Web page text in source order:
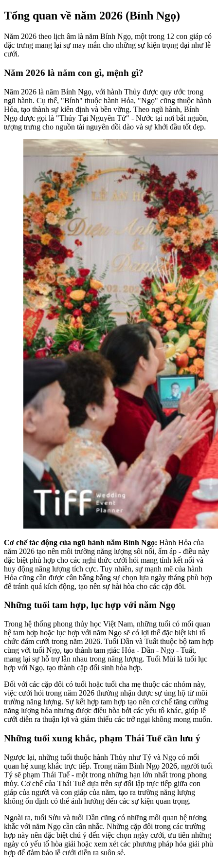
Tổng quan về năm 2026 (Bính Ngọ)
Năm 2026 theo lịch âm là năm Bính Ngọ, một trong 12 con giáp có
đặc trưng mang lại sự may mắn cho những sự kiện trọng đại như lễ
cưới.
Năm 2026 là năm con gì, mệnh gì?
Năm 2026 là năm Bính Ngọ, với hành Thủy được quy ước trong
ngũ hành. Cụ thể, "Bính" thuộc hành Hỏa, "Ngọ" cũng thuộc hành
Hỏa, tạo thành sự kiên định và bền vững. Theo ngũ hành, Bính
Ngọ được gọi là "Thủy Tại Nguyên Tử" - Nước tại nơi bắt nguồn,
tượng trưng cho nguồn tài nguyên dồi dào và sự khởi đầu tốt đẹp.
Cơ chế tác động của ngũ hành năm Bính Ngọ: Hành Hỏa của
năm 2026 tạo nên môi trường năng lượng sôi nổi, ấm áp - điều này
đặc biệt phù hợp cho các nghi thức cưới hỏi mang tính kết nối và
huy động năng lượng tích cực. Tuy nhiên, sự mạnh mẽ của hành
Hỏa cũng cần được cân bằng bằng sự chọn lựa ngày tháng phù hợp
để tránh quá kích động, tạo nên sự hài hòa cho các cặp đôi.
Những tuổi tam hợp, lục hợp với năm Ngọ
Trong hệ thống phong thủy học Việt Nam, những tuổi có mối quan
hệ tam hợp hoặc lục hợp với năm Ngọ sẽ có lợi thế đặc biệt khi tổ
chức đám cưới trong năm 2026. Tuổi Dần và Tuất thuộc bộ tam hợp
cùng với tuổi Ngọ, tạo thành tam giác Hỏa - Dần - Ngọ - Tuất,
mang lại sự hỗ trợ lẫn nhau trong năng lượng. Tuổi Mùi là tuổi lục
hợp với Ngọ, tạo thành cặp đối sinh hòa hợp.
Đối với các cặp đôi có tuổi hoặc tuổi cha mẹ thuộc các nhóm này,
việc cưới hỏi trong năm 2026 thường nhận được sự ủng hộ từ môi
trường năng lượng. Sự kết hợp tam hợp tạo nên cơ chế tăng cường
năng lượng hỏa nhưng được điều hòa bởi các yếu tố khác, giúp lễ
cưới diễn ra thuận lợi và giảm thiểu các trở ngại không mong muốn.
Những tuổi xung khắc, phạm Thái Tuế cần lưu ý
Ngược lại, những tuổi thuộc hành Thủy như Tý và Ngọ có mối
quan hệ xung khắc trực tiếp. Trong năm Bính Ngọ 2026, người tuổi
Tý sẽ phạm Thái Tuế - một trong những hạn lớn nhất trong phong
thủy. Cơ chế của Thái Tuế dựa trên sự đối lập trực tiếp giữa con
giáp của người và con giáp của năm, tạo ra trường năng lượng
không ổn định có thể ảnh hưởng đến các sự kiện quan trọng.
Ngoài ra, tuổi Sửu và tuổi Dần cũng có những mối quan hệ tương
khắc với năm Ngọ cần cân nhắc. Những cặp đôi trong các trường
hợp này nên đặc biệt chú ý đến việc chọn ngày cưới, ưu tiên những
ngày có yếu tố hòa giải hoặc xem xét các phương pháp hóa giải phù
hợp để đảm bảo lễ cưới diễn ra suôn sẻ.